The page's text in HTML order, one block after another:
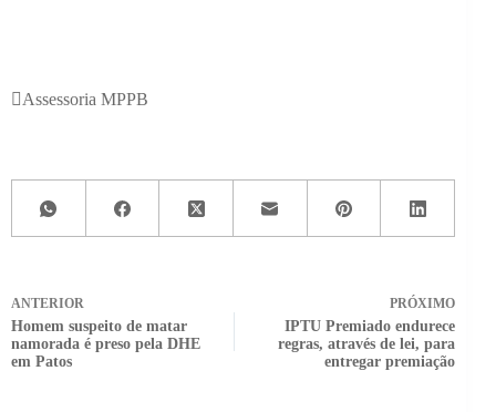
Assessoria MPPB
ANTERIOR
Homem suspeito de matar
namorada é preso pela DHE
em Patos
PRÓXIMO
IPTU Premiado endurece
regras, através de lei, para
entregar premiação